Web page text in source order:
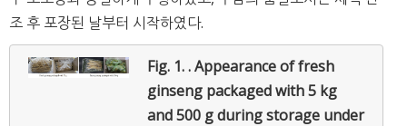
조 후 포장된 날부터 시작하였다.
Fig. 1. .Appearance of fresh
ginseng packaged with 5 kg
and 500 g during storage under